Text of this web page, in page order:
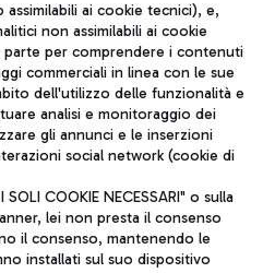
di Fiumicino da Roma
JOURNAL
ITA
ai cookie tecnici), e,
non assimilabili ai cookie
per comprendere i contenuti
commerciali in linea con le sue
dell'utilizzo delle funzionalità e
analisi e monitoraggio dei
gli annunci e le inserzioni
social network (cookie di
COOKIE NECESSARI" o sulla
lei non presta il consenso
il consenso, mantenendo le
installati sul suo dispositivo